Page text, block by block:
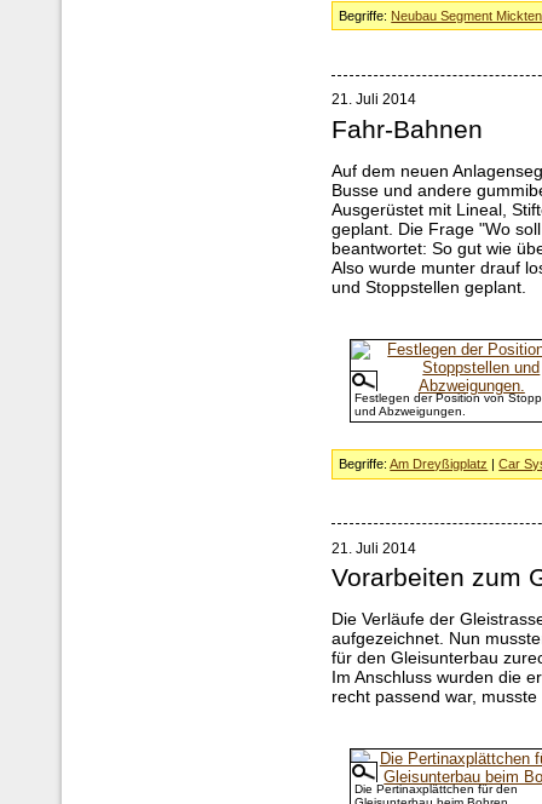
Begriffe: Neubau Segment Mickten
21. Juli 2014
Fahr-Bahnen
Auf dem neuen
Busse und andere
Ausgerüstet mit Lineal,
geplant. Die Frage "Wo
beantwortet: So gut wie
Also wurde munter drauf
und Stoppstellen geplant.
Festlegen der Position von
und Abzweigungen.
Begriffe:Am Dreyßigplatz |Car
21. Juli 2014
Vorarbeiten zum
Die Verläufe der
aufgezeichnet. Nun
für den Gleisunterbau
Im Anschluss wurden die
recht passend war,
Die Pertinaxplättchen für den